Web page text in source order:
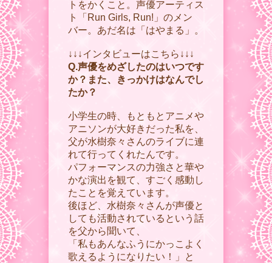
トをかくこと。声優アーティス
ト「Run Girls, Run!」のメン
バー。あだ名は「はやまる」。
↓↓↓インタビューはこちら↓↓↓
Q.声優をめざしたのはいつです
か？また、きっかけはなんでし
たか？
小学生の時、もともとアニメや
アニソンが大好きだった私を、
父が水樹奈々さんのライブに連
れて行ってくれたんです。
パフォーマンスの力強さと華や
かな演出を観て、すごく感動し
たことを覚えています。
後ほど、水樹奈々さんが声優と
しても活動されているという話
を父から聞いて、
「私もあんなふうにかっこよく
歌えるようになりたい！」と